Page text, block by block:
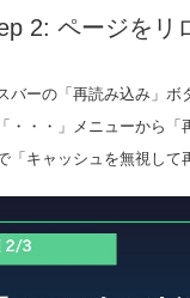
2: ページをリ
バーの「再読み込み」ボ
・・・」メニューから「
「キャッシュを無視して